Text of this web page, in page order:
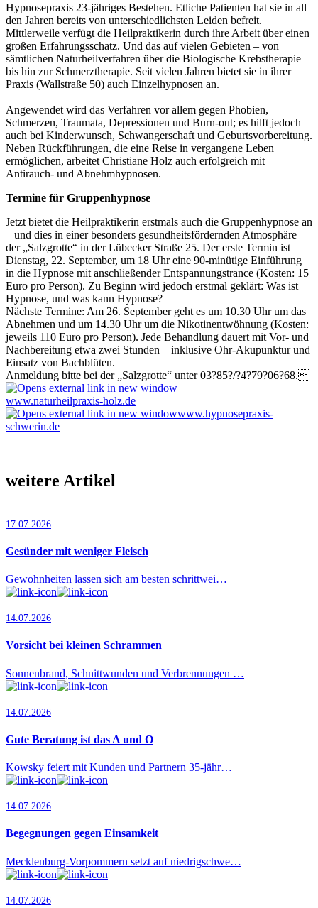
Hypnosepraxis 23-jähriges Bestehen. Etliche Patienten hat sie in all
den Jahren bereits von unterschiedlichsten Leiden befreit.
Mittlerweile verfügt die Heilpraktikerin durch ihre Arbeit über einen
großen Erfahrungsschatz. Und das auf vielen Gebieten – von
sämtlichen Naturheilverfahren über die Biologische Krebstherapie
bis hin zur Schmerztherapie. Seit vielen Jahren bietet sie in ihrer
Praxis (Wallstraße 50) auch Einzelhypnosen an.
Angewendet wird das Verfahren vor allem gegen Phobien,
Schmerzen, Traumata, Depressionen und Burn-out; es hilft jedoch
auch bei Kinderwunsch, Schwangerschaft und Geburtsvorbereitung.
Neben Rückführungen, die eine Reise in vergangene Leben
ermöglichen, arbeitet Christiane Holz auch erfolgreich mit
Antirauch- und Abnehmhypnosen.
Termine für Gruppenhypnose
Jetzt bietet die Heilpraktikerin erstmals auch die Gruppenhypnose an
– und dies in einer besonders gesundheitsfördernden Atmosphäre
der „Salzgrotte“ in der Lübecker Straße 25. Der erste Termin ist
Dienstag, 22. September, um 18 Uhr eine 90-minütige Einführung
in die Hypnose mit anschließender Entspannungstrance (Kosten: 15
Euro pro Person). Zu Beginn wird jedoch erstmal geklärt: Was ist
Hypnose, und was kann Hypnose?
Nächste Termine: Am 26. September geht es um 10.30 Uhr um das
Abnehmen und um 14.30 Uhr um die Nikotin­entwöhnung (Kosten:
jeweils 110 Euro pro Person). Jede Behandlung dauert mit Vor- und
Nachbereitung etwa zwei Stunden – inklusive Ohr-Akupunktur und
Einsatz von Bachblüten.
Anmeldung bitte bei der „Salzgrotte“ unter 03?85?/?4?79?06?68.
www.naturheilpraxis-holz.de
www.hypnosepraxis-
schwerin.de
weitere Artikel
17.07.2026
Gesünder mit weniger Fleisch
Gewohnheiten lassen sich am besten schrittwei…
14.07.2026
Vorsicht bei kleinen Schrammen
Sonnenbrand, Schnittwunden und Verbrennungen …
14.07.2026
Gute Beratung ist das A und O
Kowsky feiert mit Kunden und Partnern 35-jähr…
14.07.2026
Begegnungen gegen Einsamkeit
Mecklenburg-Vorpommern setzt auf niedrigschwe…
14.07.2026